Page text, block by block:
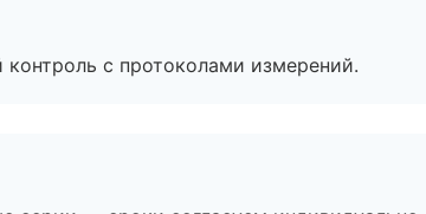
с протоколами измерений.